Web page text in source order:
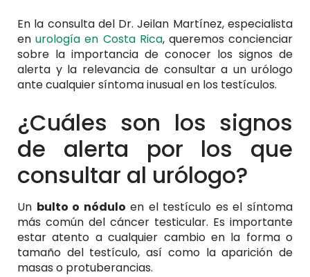
En la consulta del Dr. Jeilan Martínez, especialista
enurología en Costa Rica, queremos concienciar
sobre la importancia de conocer los signos de
alerta y la relevancia de consultar a un urólogo
ante cualquier síntoma inusual en los testículos.
¿Cuáles son los signos
de alerta por los que
consultar al urólogo?
Un bulto o nódulo en el testículo es el síntoma
más común del cáncer testicular. Es importante
estar atento a cualquier cambio en la forma o
tamaño del testículo, así como la aparición de
masas o protuberancias.